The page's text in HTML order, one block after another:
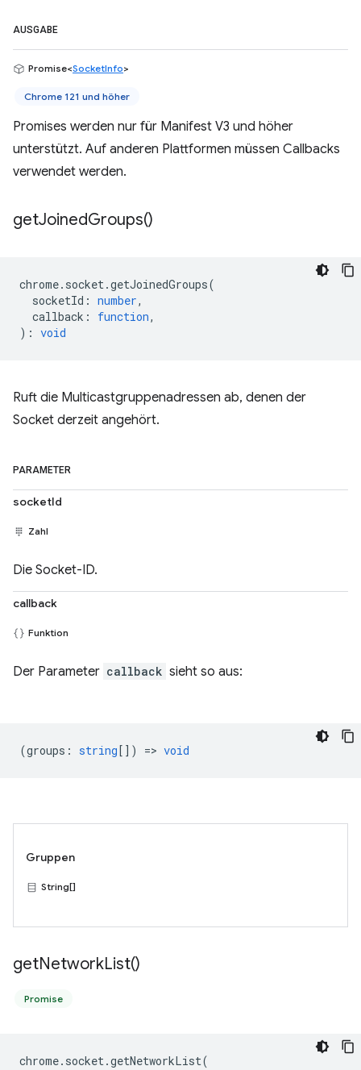
AUSGABE
Promise<SocketInfo>
Chrome 121 und höher
Promises werden nur für Manifest V3 und höher
unterstützt. Auf anderen Plattformen müssen Callbacks
verwendet werden.
getJoinedGroups()
chrome. socket.getJoinedGroups(
socketId : number,
callback : function,
) : void
Ruft die Multicastgruppenadressen ab, denen der
Socket derzeit angehört.
PARAMETER
socketId
Zahl
Die Socket-ID.
callback
Funktion
Der Parameter callback sieht so aus:
(groups : string[]) => void
Gruppen
String[]
getNetworkList()
Promise
chrome. socket.getNetworkList(